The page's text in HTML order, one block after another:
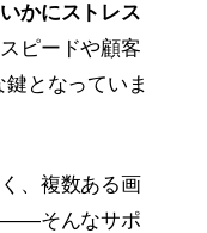
かにストレス
ピードや顧客
となっていま
、複数ある画
——そんなサポ